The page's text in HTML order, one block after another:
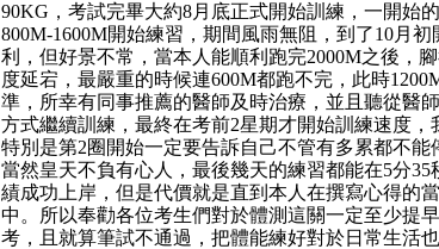
90KG，考試完畢大約8月底正式開始訓練，一開始
800M-1600M開始練習，期間風雨無阻，到了10月
利，但好景不常，當本人能順利跑完2000M之後，
度延宕，最嚴重的時候連600M都跑不完，此時
準，所幸有同事推薦的醫師及時治療，並且聽從醫
方式繼續訓練，最終在考前2星期才開始訓練速度
特別是第2圈開始一定要告訴自己不管有多累都不
當然皇天不負有心人，最後幾天的練習都能在5分
績成功上岸，但是代價就是直到本人在撰寫心得的
中。所以奉勸各位考生們對於體測這關一定至少提
考，且就算筆試不通過，把體能練好對於日常生活